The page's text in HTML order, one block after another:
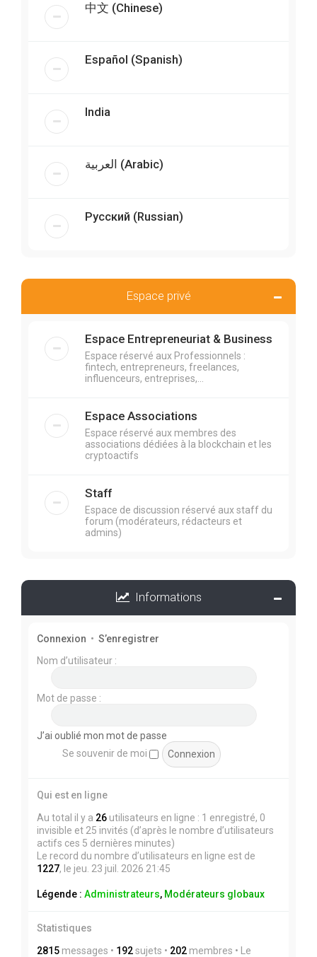
中文 (Chinese)
Español (Spanish)
India
العربية (Arabic)
Русский (Russian)
Espace privé
Espace Entrepreneuriat & Business
Espace réservé aux Professionnels :
fintech, entrepreneurs, freelances,
influenceurs, entreprises,...
Espace Associations
Espace réservé aux membres des
associations dédiées à la blockchain et les
cryptoactifs
Staff
Espace de discussion réservé aux staff du
forum (modérateurs, rédacteurs et
admins)
Informations
Connexion • S’enregistrer
Nom d’utilisateur :
Mot de passe :
J’ai oublié mon mot de passe
Se souvenir de moi
Qui est en ligne
Au total il y a 26 utilisateurs en ligne : 1 enregistré, 0
invisible et 25 invités (d’après le nombre d’utilisateurs
actifs ces 5 dernières minutes)
Le record du nombre d’utilisateurs en ligne est de
1227, le jeu. 23 juil. 2026 21:45
Légende : Administrateurs, Modérateurs globaux
Statistiques
2815 messages • 192sujets • 202 membres • Le